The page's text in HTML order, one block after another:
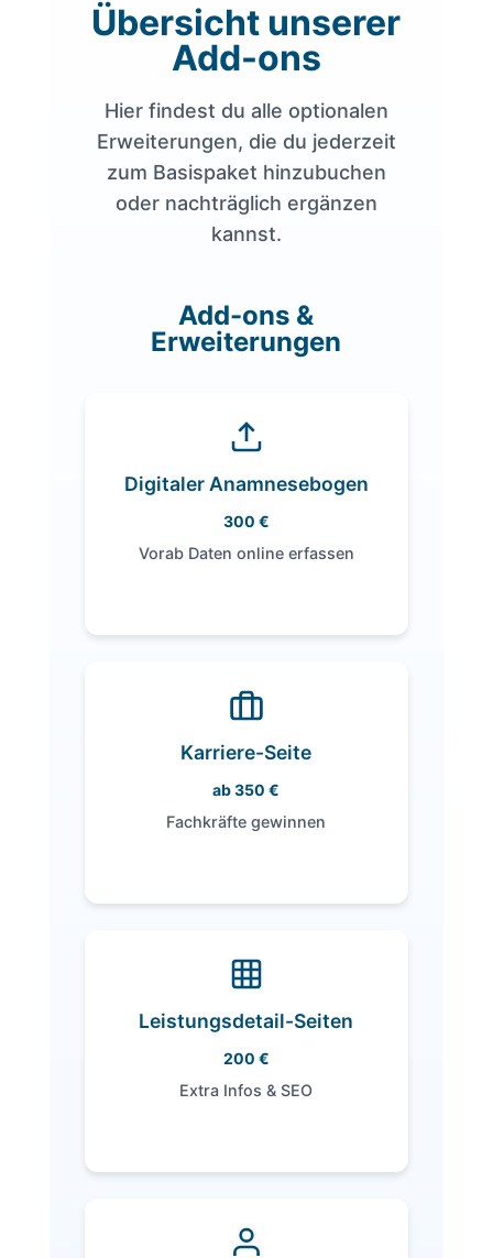
Übersicht unserer
Add-ons
Hier findest du alle optionalen
Erweiterungen, die du jederzeit
zum Basispaket hinzubuchen
oder nachträglich ergänzen
kannst.
Add-ons &
Erweiterungen
Digitaler Anamnesebogen
300 €
Vorab Daten online erfassen
Patienten füllen den Bogen digital aus
– weniger Wartezeit, weniger
Papierkram.
Karriere-Seite
ab 350 €
Fachkräfte gewinnen
Übersicht + Job-Unterseiten –
direktes Bewerben möglich.
Unter die Lupe nehmen
Leistungsdetail-Seiten
200 €
Extra Infos & SEO